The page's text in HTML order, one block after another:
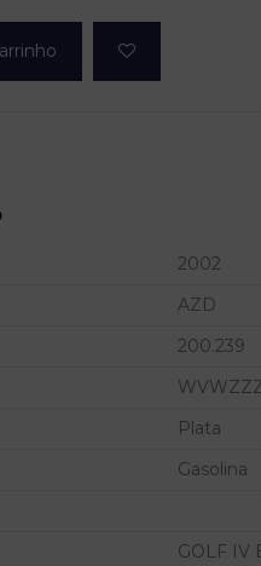
2002
AZD
200.239
Plata
Gasolina
GOLF IV